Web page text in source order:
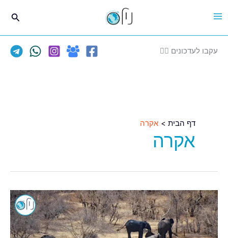
לתוכן
עקבו לעדכונים 👈🏽
דף הבית אקרה
אקרה
דיל
עולמי:
טיסות
מרומא